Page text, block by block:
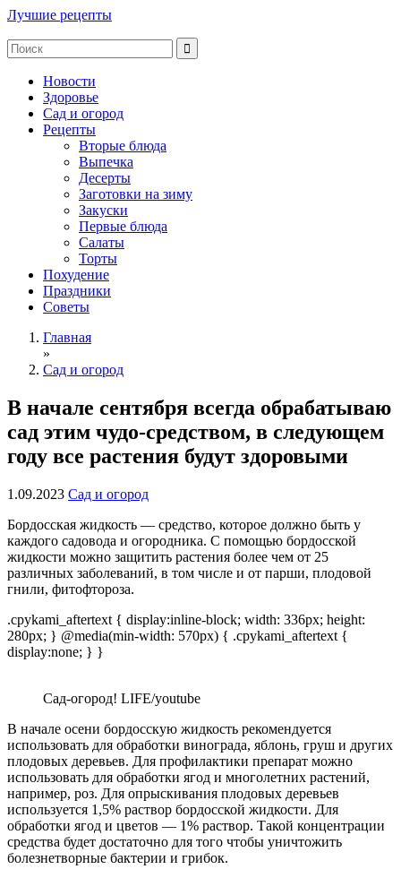
Лучшие рецепты
Новости
Здоровье
Сад и огород
Рецепты
Вторые блюда
Выпечка
Десерты
Заготовки на зиму
Закуски
Первые блюда
Салаты
Торты
Похудение
Праздники
Советы
Главная
»
Сад и огород
В начале сентября всегда обрабатываю
сад этим чудо-средством, в следующем
году все растения будут здоровыми
1.09.2023 Сад и огород
Бордосская жидкость — средство, которое должно быть у
каждого садовода и огородника. С помощью бордосской
жидкости можно защитить растения более чем от 25
различных заболеваний, в том числе и от парши, плодовой
гнили, фитофтороза.
.cpykami_aftertext { display:inline-block; width: 336px; height:
280px; } @media(min-width: 570px) { .cpykami_aftertext {
display:none; } }
Сад-огород! LIFE/youtube
В начале осени бордосскую жидкость рекомендуется
использовать для обработки винограда, яблонь, груш и других
плодовых деревьев. Для профилактики препарат можно
использовать для обработки ягод и многолетних растений,
например, роз. Для опрыскивания плодовых деревьев
используется 1,5% раствор бордосской жидкости. Для
обработки ягод и цветов — 1% раствор. Такой концентрации
средства будет достаточно для того чтобы уничтожить
болезнетворные бактерии и грибок.